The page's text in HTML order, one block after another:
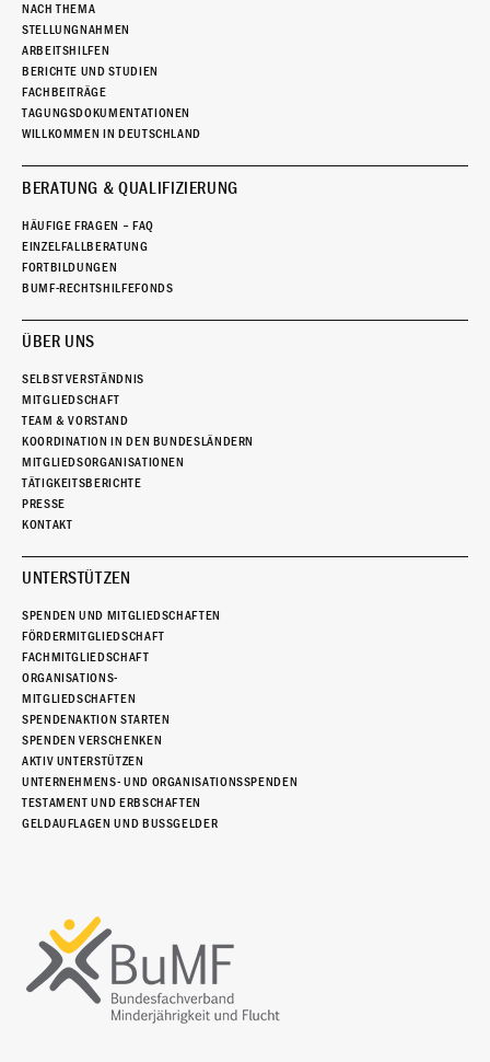
NACH THEMA
STELLUNGNAHMEN
ARBEITSHILFEN
BERICHTE UND STUDIEN
FACHBEITRÄGE
TAGUNGSDOKUMENTATIONEN
WILLKOMMEN IN DEUTSCHLAND
BERATUNG & QUALIFIZIERUNG
HÄUFIGE FRAGEN – FAQ
EINZELFALLBERATUNG
FORTBILDUNGEN
BUMF-RECHTSHILFEFONDS
ÜBER UNS
SELBSTVERSTÄNDNIS
MITGLIEDSCHAFT
TEAM & VORSTAND
KOORDINATION IN DEN BUNDESLÄNDERN
MITGLIEDSORGANISATIONEN
TÄTIGKEITSBERICHTE
PRESSE
KONTAKT
UNTERSTÜTZEN
SPENDEN UND MITGLIEDSCHAFTEN
FÖRDERMITGLIEDSCHAFT
FACHMITGLIEDSCHAFT
ORGANISATIONS-
MITGLIEDSCHAFTEN
SPENDENAKTION STARTEN
SPENDEN VERSCHENKEN
AKTIV UNTERSTÜTZEN
UNTERNEHMENS- UND ORGANISATIONSSPENDEN
TESTAMENT UND ERBSCHAFTEN
GELDAUFLAGEN UND BUSSGELDER